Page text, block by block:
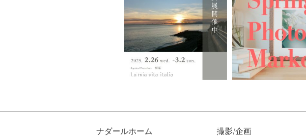
ナダールホーム
撮影/企画